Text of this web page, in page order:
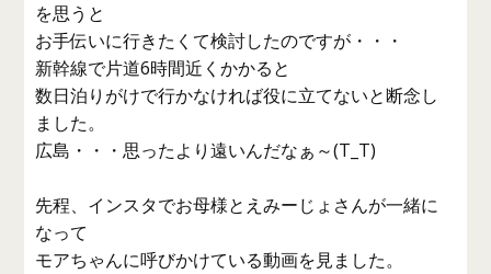
を思うと
お手伝いに行きたくて検討したのですが・・・
新幹線で片道6時間近くかかると
数日泊りがけで行かなければ役に立てないと断念し
ました。
広島・・・思ったより遠いんだなぁ～(T_T)
先程、インスタでお母様とえみーじょさんが一緒に
なって
モアちゃんに呼びかけている動画を見ました。